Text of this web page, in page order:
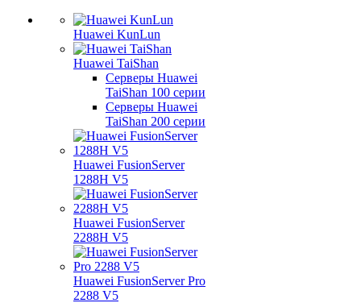
Huawei KunLun
Huawei TaiShan
Серверы Huawei
TaiShan 100 серии
Серверы Huawei
TaiShan 200 серии
Huawei FusionServer
1288H V5
Huawei FusionServer
2288H V5
Huawei FusionServer Pro
2288 V5